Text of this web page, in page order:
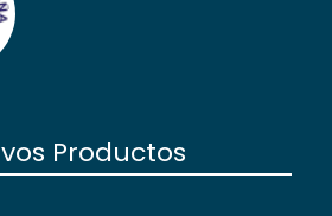
Productos